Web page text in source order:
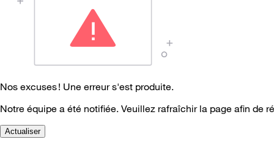
Nos excuses ! Une erreur s'est produite.
Notre équipe a été notifiée. Veuillez rafraîchir la page afin de
Actualiser